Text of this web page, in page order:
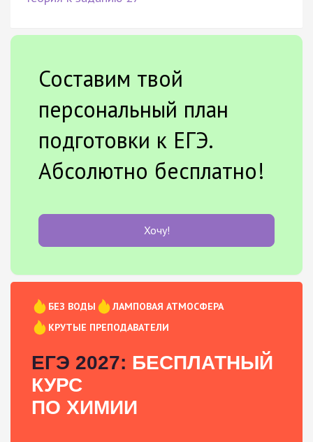
Составим твой
персональный план
подготовки к ЕГЭ.
Абсолютно бесплатно!
Хочу!
БЕЗ ВОДЫ
ЛАМПОВАЯ АТМОСФЕРА
КРУТЫЕ ПРЕПОДАВАТЕЛИ
ЕГЭ 2027: БЕСПЛАТНЫЙ
КУРС
ПО ХИМИИ